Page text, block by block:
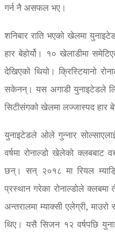
गर्न नै असफल भए।
शनिबार राति भएको खेलमा
हार बेहोर्यो। १० खेलाडीमा
देखिएको थियो। क्रिस्टियानो
सकेनन्। यस अगाडी युनाइटेडले
सिटीसंगको खेलमा लज्जास्पद हार
युनाइटेडले ओले गुन्नार
वर्षमा रोनाल्डो खेलेको क्लबबाट
छन्। सन् २०१८ मा रियल
प्रस्थान गरेका रोनाल्डोले
अन्तरालमा म्याक्सी एलेग्री, माउरो
थिए। यसै सिजन १२ वर्षपछि